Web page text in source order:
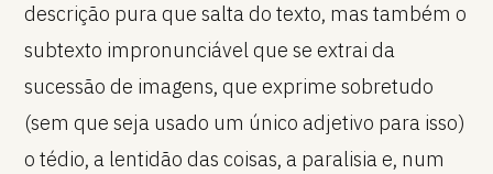
descrição pura que salta do texto, mas também o
subtexto impronunciável que se extrai da
sucessão de imagens, que exprime sobretudo
(sem que seja usado um único adjetivo para isso)
o tédio, a lentidão das coisas, a paralisia e, num